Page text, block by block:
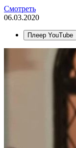
Смотреть
06.03.2020
Плеер YouTube